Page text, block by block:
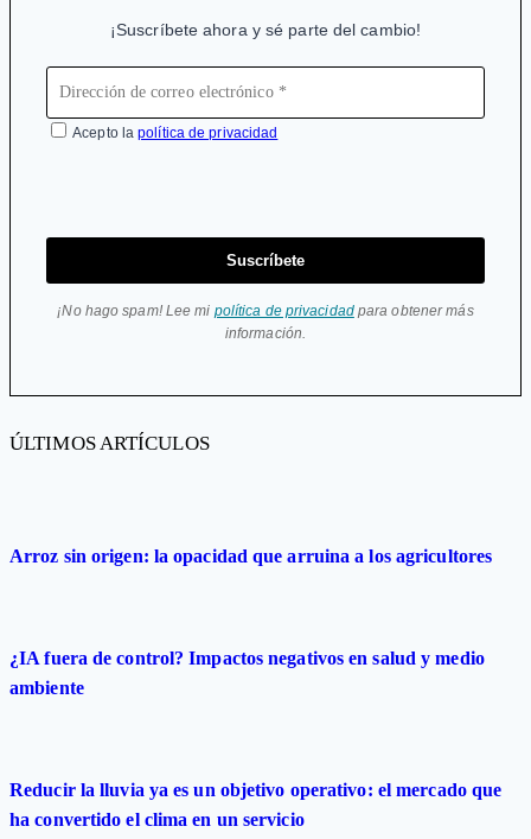
¡Suscríbete ahora y sé parte del cambio!
Acepto lapolítica de privacidad
Suscríbete
¡No hago spam! Lee mi política de privacidadpara obtener más
información.
ÚLTIMOS ARTÍCULOS
Arroz sin origen: la opacidad que arruina a los agricultores
¿IA fuera de control? Impactos negativos en salud y medio
ambiente
Reducir la lluvia ya es un objetivo operativo: el mercado que
ha convertido el clima en un servicio